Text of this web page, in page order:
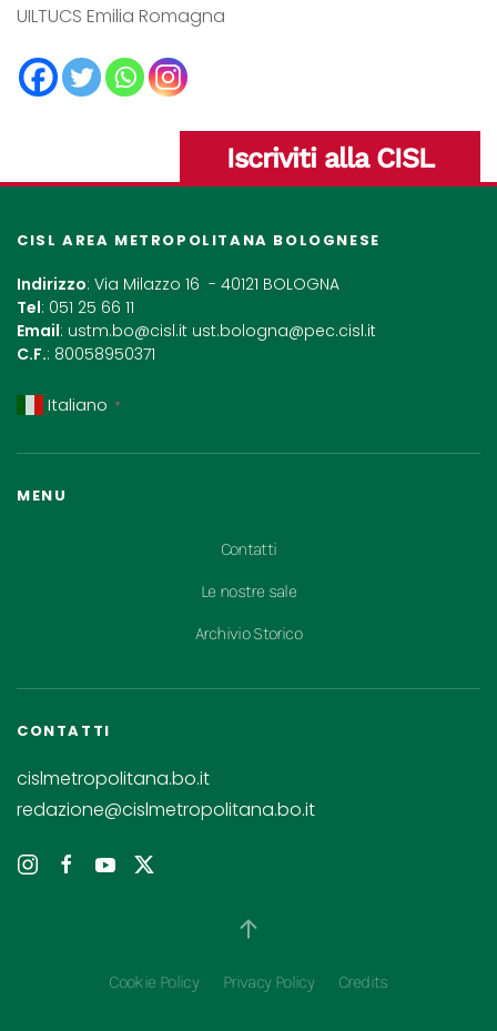
UILTUCS Emilia Romagna
Iscriviti alla CISL
CISL AREA METROPOLITANA BOLOGNESE
Indirizzo: Via Milazzo 16 - 40121 BOLOGNA
Tel: 051 25 66 11
Email: ustm.bo@cisl.it ust.bologna@pec.cisl.it
C.F.: 80058950371
Italiano ▼
MENU
Contatti
Le nostre sale
Archivio Storico
CONTATTI
cislmetropolitana.bo.it
redazione@cislmetropolitana.bo.it
Cookie Policy Privacy Policy Credits